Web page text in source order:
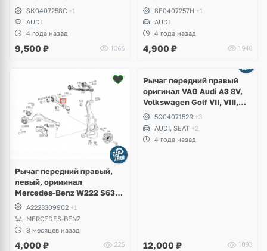
8K0407258C +1
AUDI
4 года назад
9,500 ₽ 1366
8E0407257H +1
AUDI
4 года назад
4,900 ₽ 1948
Рычаг передний правый,
левый, орииинал
Mercedes-Benz W222 S63
AMG 4Matic
A2223309902 +1
MERCEDES-BENZ
8 месяцев назад
4,000 ₽ 225
Рычаг передний правый
оригинал VAG Audi A3 8V,
Volkswagen Golf VII, VIII,
Skoda Octavia A7, A8, Seat
Leon
5Q0407152R +3
AUDI, SEAT +2
4 года назад
12,000 ₽ 1093